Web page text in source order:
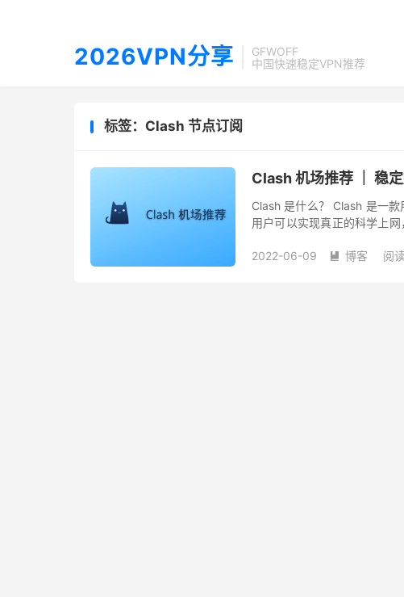
2026VPN分享
GFWOFF
中国快速稳定VPN推荐
标签：Clash 节点订阅
Clash 机场推荐 ｜ 稳
Clash 是什么？ Clash 是一
用户可以实现真正的科学上
2022-06-09  博客 阅